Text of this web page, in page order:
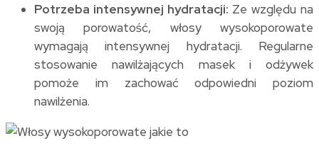
Potrzeba intensywnej hydratacji: Ze względu na
swoją porowatość, włosy wysokoporowate
wymagają intensywnej hydratacji. Regularne
stosowanie nawilżających masek i odżywek
pomoże im zachować odpowiedni poziom
nawilżenia.